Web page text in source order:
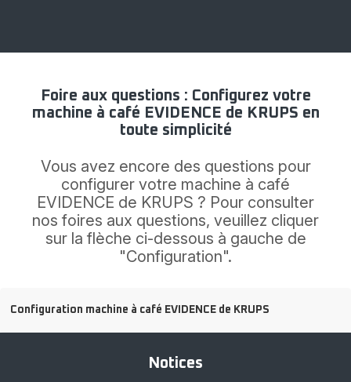
Foire aux questions : Configurez votre
machine à café EVIDENCE de KRUPS en
toute simplicité
Vous avez encore des questions pour
configurer votre machine à café
EVIDENCE de KRUPS ? Pour consulter
nos foires aux questions, veuillez cliquer
sur la flèche ci-dessous à gauche de
"Configuration".
Configuration machine à café EVIDENCE de KRUPS
Notices